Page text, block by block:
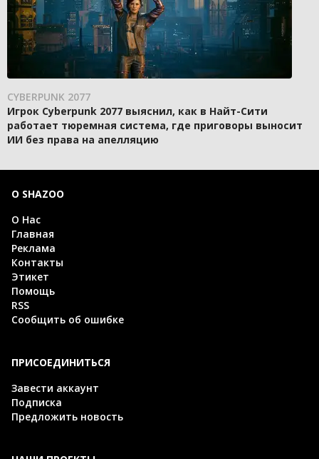
CYBERPUNK 2077
Игрок Cyberpunk 2077 выяснил, как в Найт-Сити
работает тюремная система, где приговоры выносит
ИИ без права на апелляцию
О SHAZOO
О Нас
Главная
Реклама
Контакты
Этикет
Помощь
RSS
Сообщить об ошибке
ПРИСОЕДИНИТЬСЯ
Завести аккаунт
Подписка
Предложить новость